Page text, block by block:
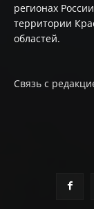
регионах
территории
областей.
Связь с